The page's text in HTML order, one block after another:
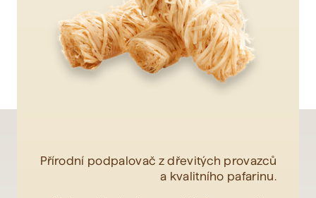
Přírodní podpalovač z dřevitých provazců
a kvalitního pafarinu.